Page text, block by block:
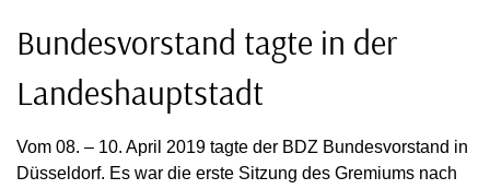
Bundesvorstand tagte in der
Landeshauptstadt
Vom 08. – 10. April 2019 tagte der BDZ Bundesvorstand in
Düsseldorf. Es war die erste Sitzung des Gremiums nach